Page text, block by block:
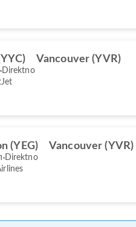
Vancouver (YVR)
Direktno
(YEG) Vancouver (YVR)
Direktno